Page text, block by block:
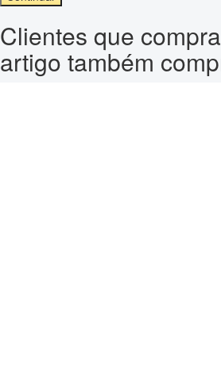
Clientes que
artigo também